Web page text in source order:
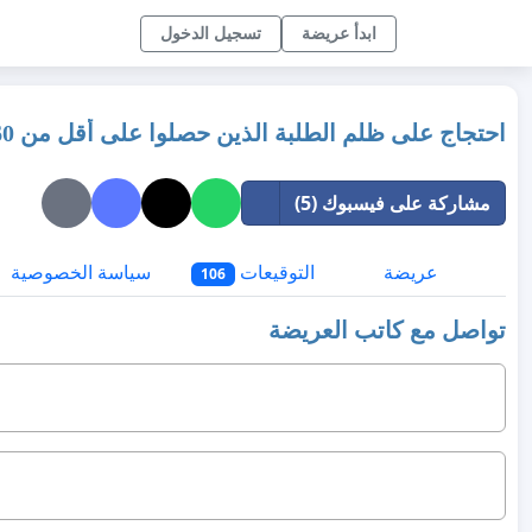
تسجيل الدخول ابدأ عريضة
احتجاج على ظلم الطلبة الذين حصلوا على أقل من 60% في الترم الأول
مشاركة على فيسبوك (5)
عريضة التوقيعات 106 سياسة الخصوصية
تواصل مع كاتب العريضة